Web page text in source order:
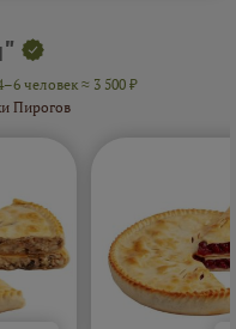
человек ≈ 3 500 ₽
Пирогов